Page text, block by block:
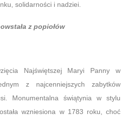
solidarności i nadziei.
z popiołów
Najświętszej Maryi Panny w
z najcenniejszych zabytków
Monumentalna świątynia w stylu
wzniesiona w 1783 roku, choć